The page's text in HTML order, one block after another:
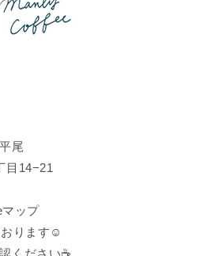
尾
ップ
ります☺️